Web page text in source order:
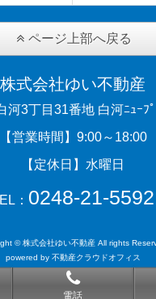
電話
ページ上部へ戻る
株式会社ゆい不動産
河3丁目31番地 白河ﾆｭｰﾌ
【営業時間】9:00～18:00
【定休日】水曜日
： 0248-21-5592
© 株式会社ゆい不動産 All rights
powered by 不動産クラウドオフィス